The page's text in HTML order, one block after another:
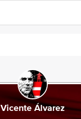
Vicente Álvarez